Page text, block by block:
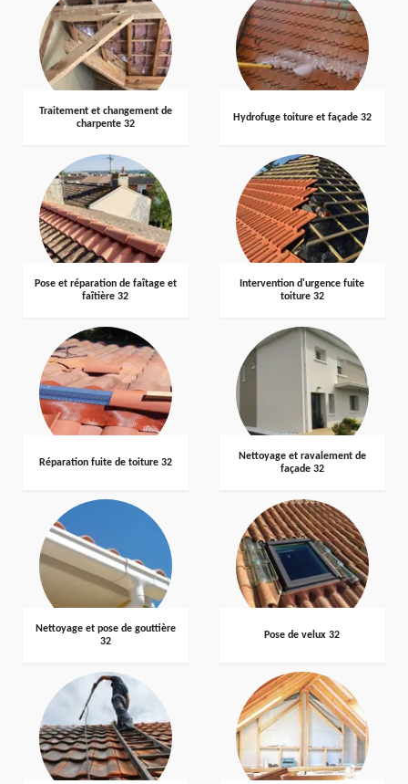
Traitement et changement de
charpente 32
Hydrofuge toiture et façade 32
Pose et réparation de faîtage et
faîtière 32
Intervention d'urgence fuite
toiture 32
Réparation fuite de toiture 32
Nettoyage et ravalement de
façade 32
Nettoyage et pose de gouttière
32
Pose de velux 32